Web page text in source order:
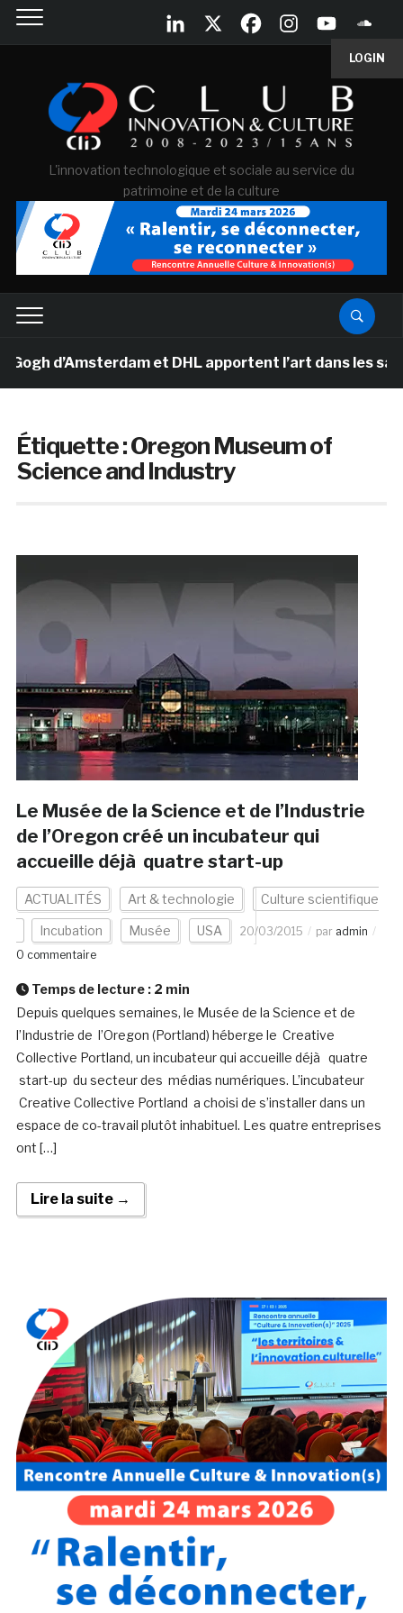
LOGIN
L'innovation technologique et sociale au service du
patrimoine et de la culture
d’Amsterdam et DHL apportent l’art dans les
Étiquette :Oregon Museum of
Science and Industry
Le Musée de la Science et de l’Industrie
de l’Oregon créé un incubateur qui
accueille déjà quatre start-up
ACTUALITÉS Art & technologie Culture scientifique
Incubation Musée USA 20/03/2015 par admin
0 commentaire
Temps de lecture : 2 min
Depuis quelques semaines, le Musée de la Science et de
l’Industrie de l’Oregon (Portland) héberge le Creative
Collective Portland, un incubateur qui accueille déjà quatre
start-up du secteur des médias numériques. L’incubateur
Creative Collective Portland a choisi de s’installer dans un
espace de co-travail plutôt inhabituel. Les quatre entreprises
ont […]
Lire la suite →